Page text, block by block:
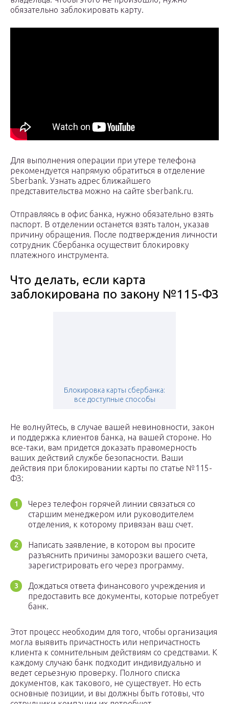
обязательно заблокировать карту.
Для выполнения операции при утере телефона
рекомендуется напрямую обратиться в отделение
Sberbank. Узнать адрес ближайшего
представительства можно на сайте sberbank.ru.
Отправляясь в офис банка, нужно обязательно взять
паспорт. В отделении останется взять талон, указав
причину обращения. После подтверждения личности
сотрудник Сбербанка осуществит блокировку
платежного инструмента.
Что делать, если карта
заблокирована по закону №115-ФЗ
Блокировка карты сбербанка:
все доступные способы
Не волнуйтесь, в случае вашей невиновности, закон
и поддержка клиентов банка, на вашей стороне. Но
все-таки, вам придется доказать правомерность
ваших действий службе безопасности. Ваши
действия при блокировании карты по статье №115-
ФЗ:
Через телефон горячей линии связаться со
старшим менеджером или руководителем
отделения, к которому привязан ваш счет.
Написать заявление, в котором вы просите
разъяснить причины заморозки вашего счета,
зарегистрировать его через программу.
Дождаться ответа финансового учреждения и
предоставить все документы, которые потребует
банк.
Этот процесс необходим для того, чтобы организация
могла выявить причастность или непричастность
клиента к сомнительным действиям со средствами. К
каждому случаю банк подходит индивидуально и
ведет серьезную проверку. Полного списка
документов, как такового, не существует. Но есть
основные позиции, и вы должны быть готовы, что